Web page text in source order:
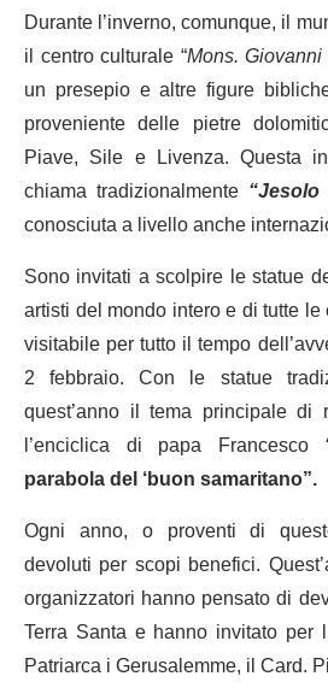
Durante l’inverno, comunque, il
il centro culturale “Mons. Giovanni
un presepio e altre figure
proveniente delle pietre
Piave, Sile e Livenza. Questa
chiama tradizionalmente
conosciuta a livello anche
Sono invitati a scolpire le statue
artisti del mondo intero e di tutte
visitabile per tutto il tempo
2 febbraio. Con le statue
quest’anno il tema principale
l’enciclica di papa Francesco
parabola del ‘buon samaritano”.
Ogni anno, o proventi di
devoluti per scopi benefici.
organizzatori hanno pensato di
Terra Santa e hanno invitato per
Patriarca i Gerusalemme, il Card.